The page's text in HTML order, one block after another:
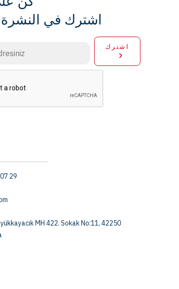
اشترك في النشرة
29
MH 422. Sokak No:11, 42250